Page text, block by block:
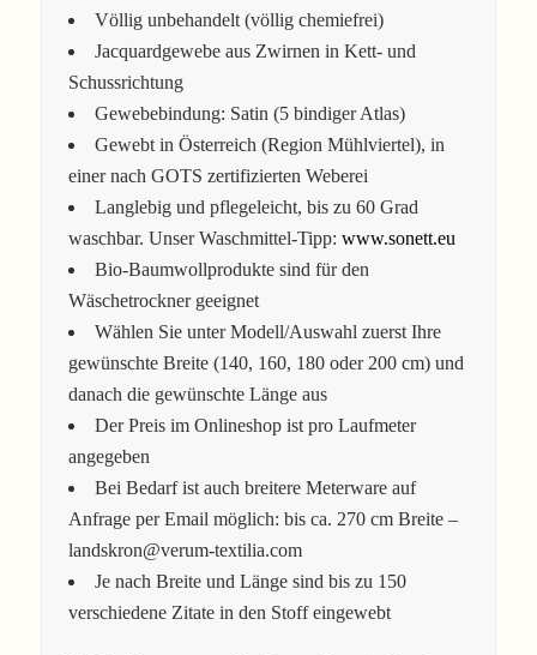
Völlig unbehandelt (völlig chemiefrei)
Jacquardgewebe aus Zwirnen in Kett- und
Schussrichtung
Gewebebindung: Satin (5 bindiger Atlas)
Gewebt in Österreich (Region Mühlviertel), in
einer nach GOTS zertifizierten Weberei
Langlebig und pflegeleicht, bis zu 60 Grad
waschbar. Unser Waschmittel-Tipp: www.sonett.eu
Bio-Baumwollprodukte sind für den
Wäschetrockner geeignet
Wählen Sie unter Modell/Auswahl zuerst Ihre
gewünschte Breite (140, 160, 180 oder 200 cm) und
danach die gewünschte Länge aus
Der Preis im Onlineshop ist pro Laufmeter
angegeben
Bei Bedarf ist auch breitere Meterware auf
Anfrage per Email möglich: bis ca. 270 cm Breite –
landskron@verum-textilia.com
Je nach Breite und Länge sind bis zu 150
verschiedene Zitate in den Stoff eingewebt